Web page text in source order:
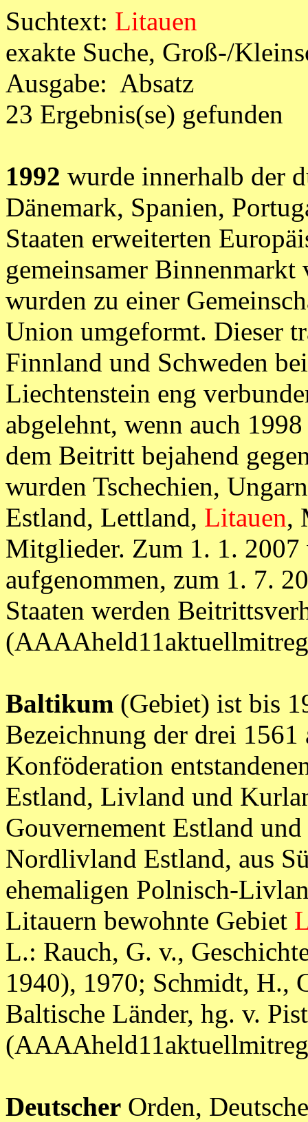
Suchtext: Litauen
exakte Suche, Groß-/
Ausgabe: Absatz
23 Ergebnis(se) gefunden
1992 wurde innerhalb der
Dänemark, Spanien,
Staaten erweiterten
gemeinsamer
wurden zu einer
Union umgeformt. Dieser
Finnland und Schweden
Liechtenstein eng
abgelehnt, wenn auch
dem Beitritt bejahend
wurden Tschechien,
Estland, Lettland, Litauen,
Mitglieder. Zum 1. 1.
aufgenommen, zum 1. 7.
Staaten werden
Baltikum (Gebiet) ist bis
Bezeichnung der drei
Konföderation
Estland, Livland und
Gouvernement Estland
Nordlivland Estland, aus
ehemaligen Polnisch-
Litauern bewohnte Gebiet
L.: Rauch, G. v.,
1940), 1970; Schmidt, H.,
Baltische Länder, hg. v.
Deutscher Orden,